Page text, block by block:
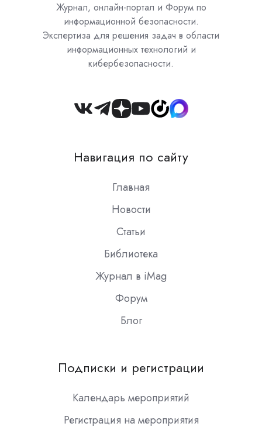
Журнал, онлайн-портал и Форум по
информационной безопасности.
Экспертиза для решения задач в области
информационных технологий и
кибербезопасности.
Join
Slack
Навигация по сайту
Главная
Новости
Статьи
Библиотека
Журнал в iMag
Форум
Блог
Подписки и регистрации
Календарь мероприятий
Регистрация на мероприятия